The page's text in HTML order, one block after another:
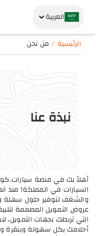
العربية
الرئيسية من نحن
نبذة عنا
أهلاً بك في منصة
والشغف لتوفير حلول
عروض التمويل المصممة
التي تربطك بجهات
أحلامك بكل سهولة وبنقرة